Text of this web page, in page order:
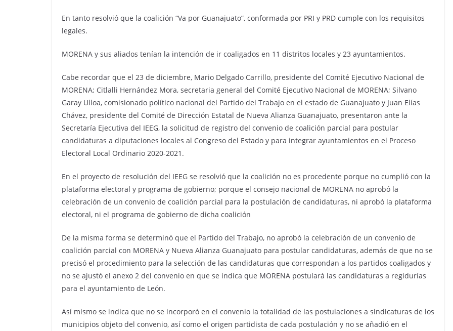
En tanto resolvió que la coalición “Va por Guanajuato”, conformada por PRI y PRD cumple con los requisitos
legales.
MORENA y sus aliados tenían la intención de ir coaligados en 11 distritos locales y 23 ayuntamientos.
Cabe recordar que el 23 de diciembre, Mario Delgado Carrillo, presidente del Comité Ejecutivo Nacional de
MORENA; Citlalli Hernández Mora, secretaria general del Comité Ejecutivo Nacional de MORENA; Silvano
Garay Ulloa, comisionado político nacional del Partido del Trabajo en el estado de Guanajuato y Juan Elías
Chávez, presidente del Comité de Dirección Estatal de Nueva Alianza Guanajuato, presentaron ante la
Secretaría Ejecutiva del IEEG, la solicitud de registro del convenio de coalición parcial para postular
candidaturas a diputaciones locales al Congreso del Estado y para integrar ayuntamientos en el Proceso
Electoral Local Ordinario 2020-2021.
En el proyecto de resolución del IEEG se resolvió que la coalición no es procedente porque no cumplió con la
plataforma electoral y programa de gobierno; porque el consejo nacional de MORENA no aprobó la
celebración de un convenio de coalición parcial para la postulación de candidaturas, ni aprobó la plataforma
electoral, ni el programa de gobierno de dicha coalición
De la misma forma se determinó que el Partido del Trabajo, no aprobó la celebración de un convenio de
coalición parcial con MORENA y Nueva Alianza Guanajuato para postular candidaturas, además de que no se
precisó el procedimiento para la selección de las candidaturas que correspondan a los partidos coaligados y
no se ajustó el anexo 2 del convenio en que se indica que MORENA postulará las candidaturas a regidurías
para el ayuntamiento de León.
Así mismo se indica que no se incorporó en el convenio la totalidad de las postulaciones a sindicaturas de los
municipios objeto del convenio, así como el origen partidista de cada postulación y no se añadió en el